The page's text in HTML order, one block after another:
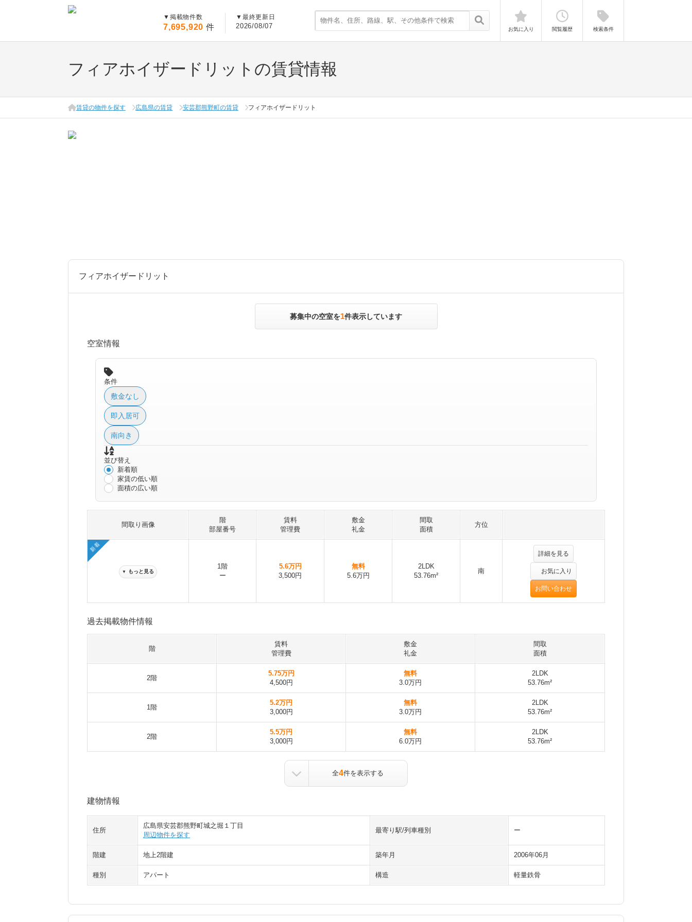
▼ 掲載物件数
7,695,920 件
▼ 最終更新日
2026/08/07 お気に入り 閲覧履歴 検索条件
フィアホイザードリットの賃貸情報
賃貸の物件を探す 広島県の賃貸 安芸郡熊野町の賃貸 フィアホイザードリット
フィアホイザードリット
募集中の空室を1件表示しています
空室情報
条件
敷金なし
即入居可
南向き
並び替え
新着順
家賃の低い順
面積の広い順
間取り画像
階
部屋番号
賃料
管理費
敷金
礼金
間取
面積
方位
新着
▼ もっと見る
1階
ー
5.6万円
3,500円
無料
5.6万円
2LDK
53.76m²
南
詳細を見る
お気に入り
お問い合わせ
過去掲載物件情報
階
賃料
管理費
敷金
礼金
間取
面積
2階
5.75万円
4,500円
無料
3.0万円
2LDK
53.76m²
1階
5.2万円
3,000円
無料
3.0万円
2LDK
53.76m²
2階
5.5万円
3,000円
無料
6.0万円
2LDK
53.76m²
全4件を表示する
建物情報
住所
広島県安芸郡熊野町城之堀１丁目
周辺物件を探す
最寄り駅/列車種別 ー
階建 地上2階建 築年月 2006年06月
種別 アパート 構造 軽量鉄骨